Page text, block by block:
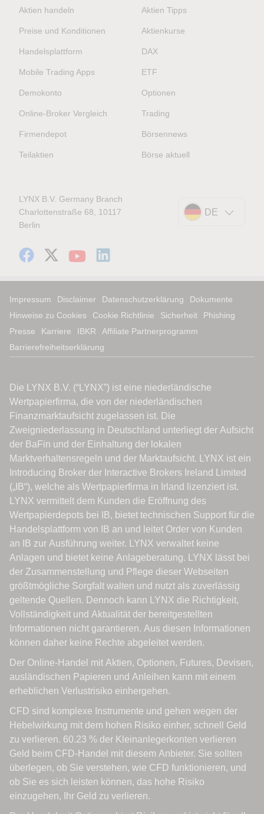
Aktien handeln
Preise und Konditionen
Handelsplattform
Mobile Trading Apps
Demokonto
Online-Broker Vergleich
Firmendepot
Teilaktien
Aktien Tipps
Aktienkurse
DAX
ETF
Optionen
Trading
Börsennews
Börse aktuell
LYNX B.V. Germany Branch
Charlottenstraße 68, 10117
Berlin
DE
Impressum Disclaimer Datenschutzerklärung
Dokumente
Hinweise zu Cookies
Cookie Richtlinie Sicherheit
Phishing
Presse
Karriere IBKR
Affiliate Partnerprogramm
Barrierefreiheitserklärung